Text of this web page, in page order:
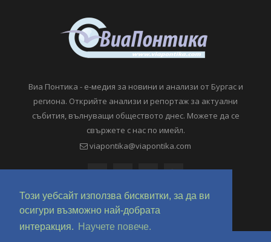
Този уебсайт използва бисквитки, за да ви
осигури възможно най-добрата
интеракция.
Научете повече.
Виа Понтика - е-медия за новини и анализи от Бургас и
региона. Открийте анализи и репортаж за актуални
събития, вълнуващи обществото днес. Можете да се
свържете с нас по имейл.
viapontika@viapontika.com